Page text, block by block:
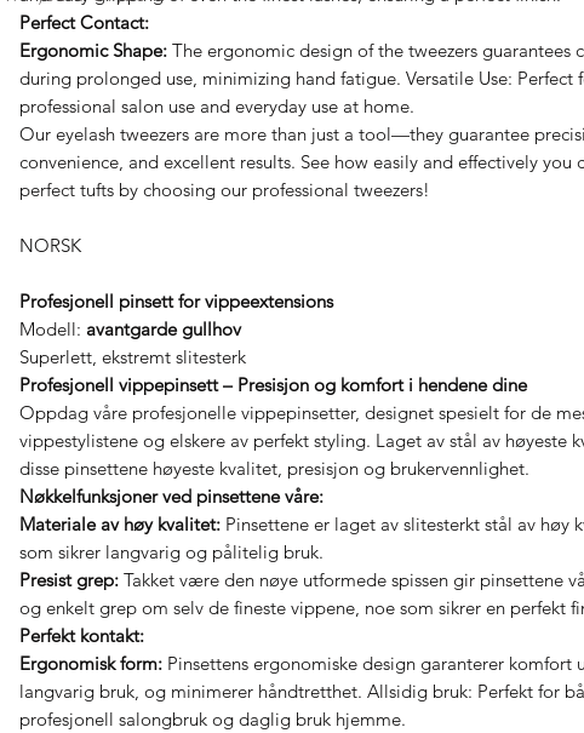
Perfect Contact:
Ergonomic Shape: The ergonomic design of the tweezers guarantees
during prolonged use, minimizing hand fatigue. Versatile Use: Perfect
professional salon use and everyday use at home.
Our eyelash tweezers are more than just a tool—they guarantee
convenience, and excellent results. See how easily and effectively you
perfect tufts by choosing our professional tweezers!
NORSK
Profesjonell pinsett for vippeextensions
Modell: avantgarde gullhov
Superlett, ekstremt slitesterk
Profesjonell vippepinsett – Presisjon og komfort i hendene dine
Oppdag våre profesjonelle vippepinsetter, designet spesielt for de
vippestylistene og elskere av perfekt styling. Laget av stål av høyeste
disse pinsettene høyeste kvalitet, presisjon og brukervennlighet.
Nøkkelfunksjoner ved pinsettene våre:
Materiale av høy kvalitet: Pinsettene er laget av slitesterkt stål av høy
som sikrer langvarig og pålitelig bruk.
Presist grep: Takket være den nøye utformede spissen gir pinsettene
og enkelt grep om selv de fineste vippene, noe som sikrer en perfekt
Perfekt kontakt:
Ergonomisk form: Pinsettens ergonomiske design garanterer komfort
langvarig bruk, og minimerer håndtretthet. Allsidig bruk: Perfekt for
profesjonell salongbruk og daglig bruk hjemme.